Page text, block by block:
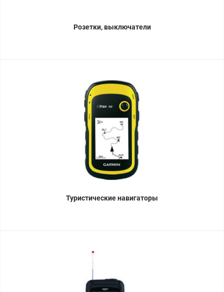
Розетки, выключатели
Туристические навигаторы